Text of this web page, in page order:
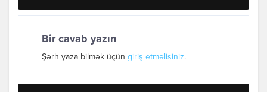
Bir cavab yazın
Şərh yaza bilmək üçün giriş etməlisiniz.